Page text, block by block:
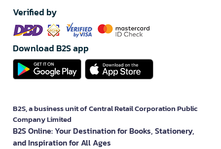
Verified by
Download B2S app
B2S, a business unit of Central Retail Corporation Public
Company Limited
B2S Online: Your Destination for Books, Stationery,
and Inspiration for All Ages